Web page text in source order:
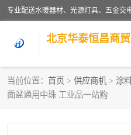
北京华泰恒昌商
当前位置： 首页 > 供应商机 > 涂
面盆通用中珠 工业品一站购
水暖阀门